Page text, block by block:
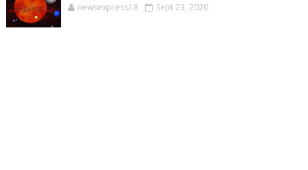
newsexpress18 Sept 23, 2020